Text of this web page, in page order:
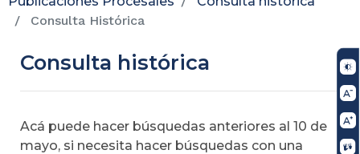
Consulta Histórica
Consulta histórica
Acá puede hacer búsquedas anteriores al 10 de
mayo, si necesita hacer búsquedas con una